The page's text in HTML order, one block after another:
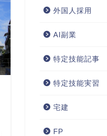
外国人採用
AI副業
特定技能記事
特定技能実習
宅建
FP